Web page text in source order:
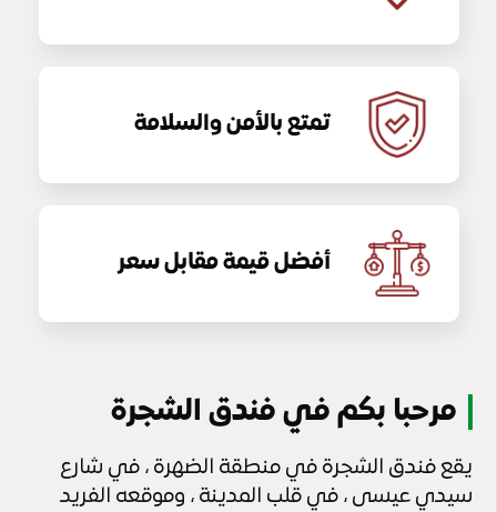
تمتع بالأمن والسلامة
أفضل قيمة مقابل سعر
مرحبا بكم في فندق الشجرة
يقع فندق الشجرة في منطقة الضهرة ، في شارع
سيدي عيسى ، في قلب المدينة ، وموقعه الفريد